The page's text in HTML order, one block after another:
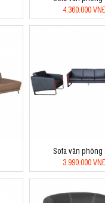
4.360.000
Sofa văn phòng
3.990.000